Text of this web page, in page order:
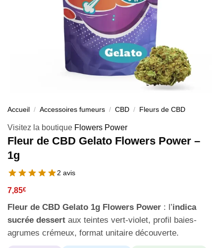
Accueil / Accessoires fumeurs / CBD / Fleurs de CBD
Visitez la boutique Flowers Power
Fleur de CBD Gelato Flowers Power –
1g
2 avis
7,85€
Fleur de CBD Gelato 1g Flowers Power : l’indica
sucrée dessert aux teintes vert-violet, profil baies-
agrumes crémeux, format unitaire découverte.